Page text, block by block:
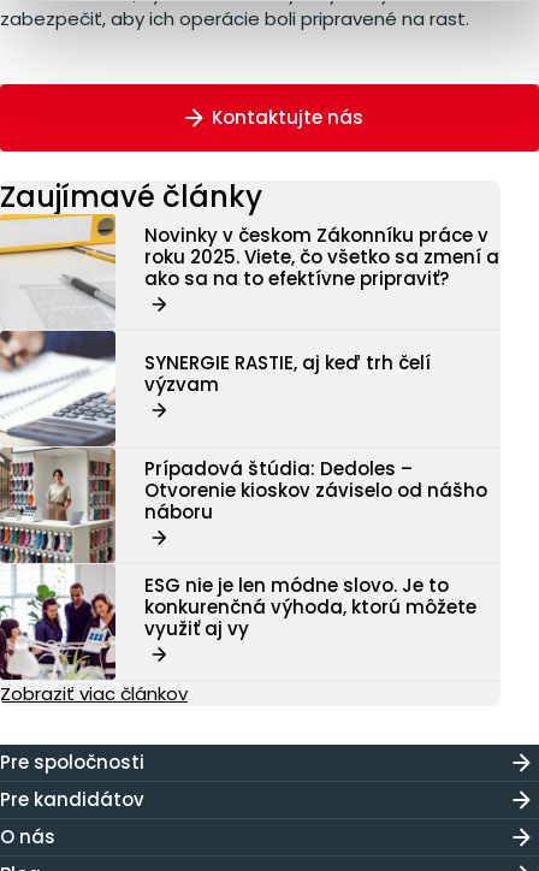
zabezpečiť, aby ich operácie boli pripravené na rast.
Kontaktujte nás
Zaujímavé články
Novinky v českom Zákonníku práce v
roku 2025. Viete, čo všetko sa zmení a
ako sa na to efektívne pripraviť?
SYNERGIE RASTIE, aj keď trh čelí
výzvam
Prípadová štúdia: Dedoles –
Otvorenie kioskov záviselo od nášho
náboru
ESG nie je len módne slovo. Je to
konkurenčná výhoda, ktorú môžete
využiť aj vy
Zobraziť viac článkov
Pre spoločnosti
Pre kandidátov
O nás